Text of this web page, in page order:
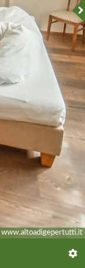
www.altoadigepertutti.it